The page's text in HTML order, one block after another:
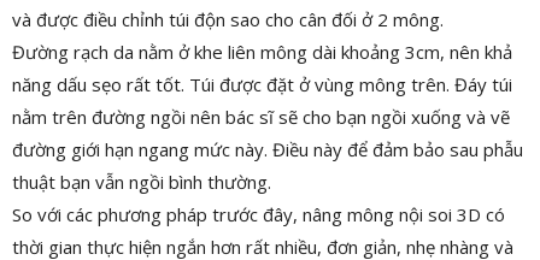
và được điều chỉnh túi độn sao cho cân đối ở 2 mông.
Đường rạch da nằm ở khe liên mông dài khoảng 3cm, nên khả
năng dấu sẹo rất tốt. Túi được đặt ở vùng mông trên. Đáy túi
nằm trên đường ngồi nên bác sĩ sẽ cho bạn ngồi xuống và vẽ
đường giới hạn ngang mức này. Điều này để đảm bảo sau phẫu
thuật bạn vẫn ngồi bình thường.
So với các phương pháp trước đây, nâng mông nội soi 3D có
thời gian thực hiện ngắn hơn rất nhiều, đơn giản, nhẹ nhàng và